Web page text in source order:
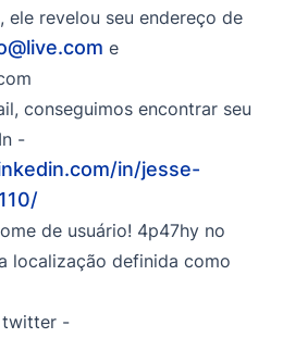
ele revelou seu endereço de
e
conseguimos encontrar seu
-
in/jesse-
de usuário! 4p47hy no
localização definida como
twitter -